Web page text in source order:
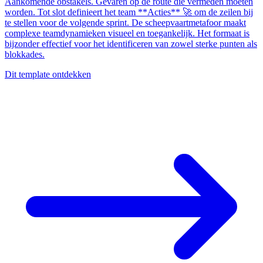
worden. Tot slot definieert het team **Acties** 🚀 om de zeilen bij
te stellen voor de volgende sprint. De scheepvaartmetafoor maakt
complexe teamdynamieken visueel en toegankelijk. Het formaat is
bijzonder effectief voor het identificeren van zowel sterke punten als
blokkades.
Dit template ontdekken